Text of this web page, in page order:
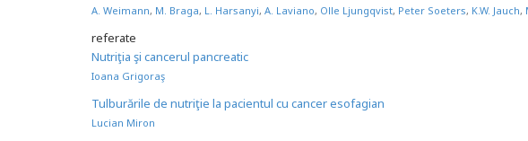
A. Weimann, M. Braga, L. Harsanyi, A. Laviano, Olle Ljungqvist, Peter Soeters, K.W. Jauch,
referate
Nutriţia şi cancerul pancreatic
Ioana Grigoraş
Tulburările de nutriţie la pacientul cu cancer esofagian
Lucian Miron